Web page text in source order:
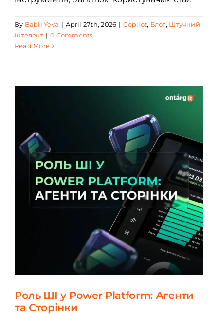
By Babii Yeva | April 27th, 2026 | Copilot, Блог, Штучний
інтелект | 0 Comments
Read More
Роль ШІ у Power Platform: Агенти
та Сторінки